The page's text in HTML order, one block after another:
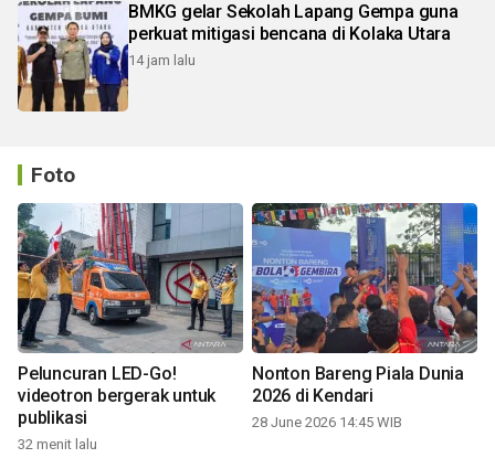
BMKG gelar Sekolah Lapang Gempa guna
perkuat mitigasi bencana di Kolaka Utara
14 jam lalu
Foto
Peluncuran LED-Go!
videotron bergerak untuk
publikasi
32 menit lalu
Nonton Bareng Piala Dunia
2026 di Kendari
28 June 2026 14:45 WIB